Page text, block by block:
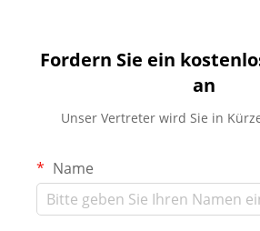
Fordern Sie ein
an
Unser Vertreter wird Sie in
Name